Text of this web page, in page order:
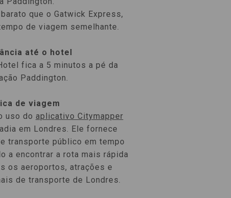
que o Gatwick Express,
de viagem semelhante.
até o hotel
fica a 5 minutos a pé da
Paddington.
de viagem
uso do aplicativo Citymapper
em Londres. Ele fornece
transporte público em tempo
a encontrar a rota mais rápida
os aeroportos, atrações e
de transporte de Londres.